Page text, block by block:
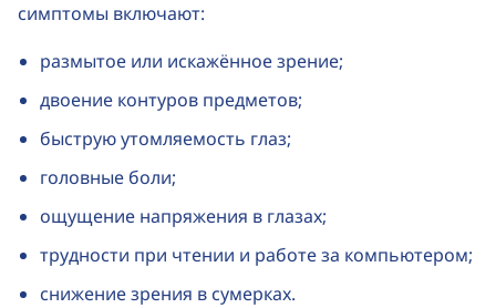
симптомы включают:
размытое или искажённое зрение;
двоение контуров предметов;
быструю утомляемость глаз;
головные боли;
ощущение напряжения в глазах;
трудности при чтении и работе за компьютером;
снижение зрения в сумерках.